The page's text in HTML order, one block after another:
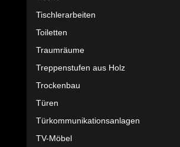
Tischlerarbeiten
Toiletten
Traumräume
Treppenstufen aus Holz
Trockenbau
Türen
Türkommunikationsanlagen
TV-Möbel